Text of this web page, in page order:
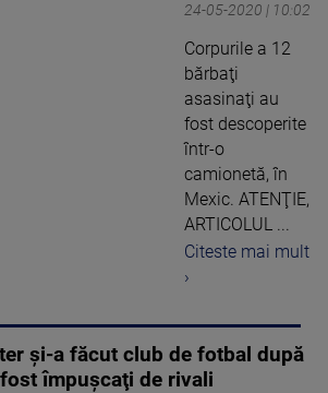
24-05-2020 | 10:02
Corpurile a 12
bărbaţi
asasinaţi au
fost descoperite
într-o
camionetă, în
Mexic. ATENŢIE,
ARTICOLUL ...
Citeste mai mult
›
şi-a făcut club de fotbal după
împuşcaţi de rivali